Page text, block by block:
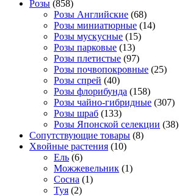
Розы (858)
Розы Английские (68)
Розы миниатюрные (14)
Розы мускусные (15)
Розы парковые (13)
Розы плетистые (97)
Розы почвопокровные (25)
Розы спрей (40)
Розы флорибунда (158)
Розы чайно-гибридные (307)
Розы шраб (133)
Розы Японской селекции (38)
Сопутствующие товары (8)
Хвойные растения (10)
Ель (6)
Можжевельник (1)
Сосна (1)
Туя (2)